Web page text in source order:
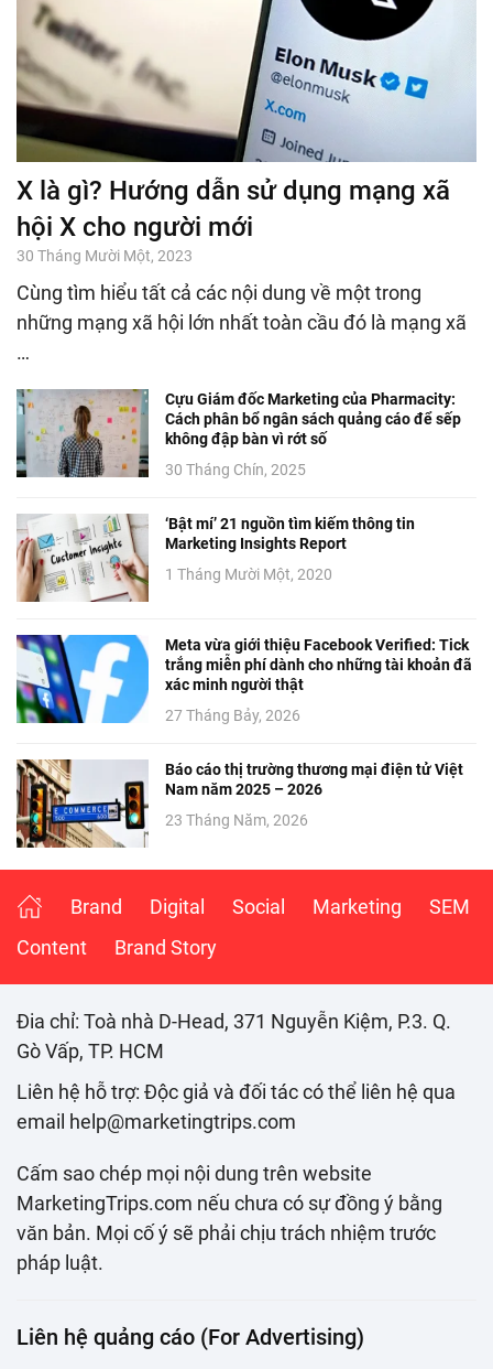
X là gì? Hướng dẫn sử dụng mạng xã
hội X cho người mới
30 Tháng Mười Một, 2023
Cùng tìm hiểu tất cả các nội dung về một trong
những mạng xã hội lớn nhất toàn cầu đó là mạng xã
…
Cựu Giám đốc Marketing của Pharmacity:
Cách phân bổ ngân sách quảng cáo để sếp
không đập bàn vì rớt số
30 Tháng Chín, 2025
‘Bật mí’ 21 nguồn tìm kiếm thông tin
Marketing Insights Report
1 Tháng Mười Một, 2020
Meta vừa giới thiệu Facebook Verified: Tick
trắng miễn phí dành cho những tài khoản đã
xác minh người thật
27 Tháng Bảy, 2026
Báo cáo thị trường thương mại điện tử Việt
Nam năm 2025 – 2026
23 Tháng Năm, 2026
Brand Digital Social Marketing
SEM
Content
Brand Story
Đia chỉ: Toà nhà D-Head, 371 Nguyễn Kiệm, P.3. Q.
Gò Vấp, TP. HCM
Liên hệ hỗ trợ: Độc giả và đối tác có thể liên hệ qua
email help@marketingtrips.com
Cấm sao chép mọi nội dung trên website
MarketingTrips.com nếu chưa có sự đồng ý bằng
văn bản. Mọi cố ý sẽ phải chịu trách nhiệm trước
pháp luật.
Liên hệ quảng cáo (For Advertising)